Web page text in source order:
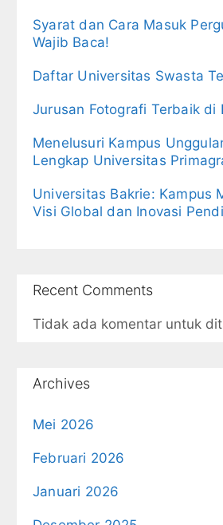
Syarat dan Cara Masuk
Wajib Baca!
Daftar Universitas Swasta
Jurusan Fotografi Terbaik di
Menelusuri Kampus
Lengkap Universitas
Universitas Bakrie: Kampus
Visi Global dan Inovasi
Recent Comments
Tidak ada komentar untuk
Archives
Mei 2026
Februari 2026
Januari 2026